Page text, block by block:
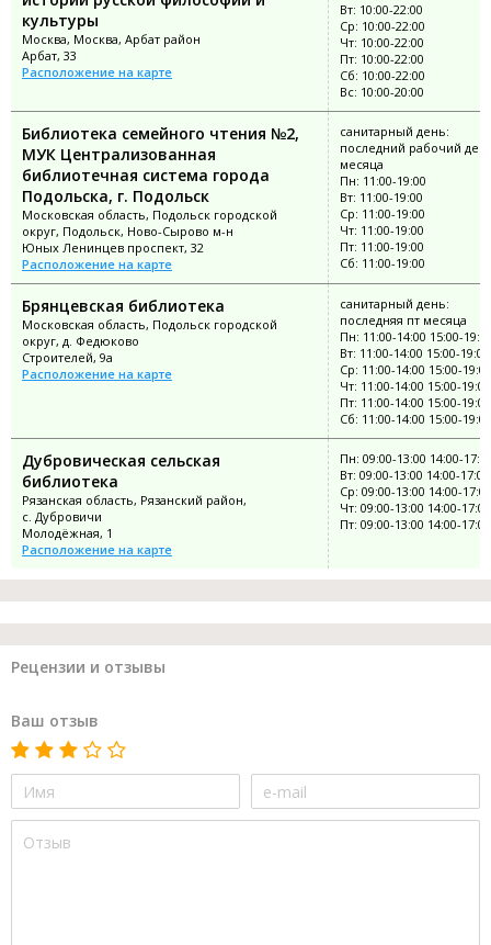
культуры
Москва, Москва, Арбат район
Арбат, 33
Расположение на карте
Вт: 10:00-22:00
Ср: 10:00-22:00
Чт: 10:00-22:00
Пт: 10:00-22:00
Сб: 10:00-22:00
Вс: 10:00-20:00
Библиотека семейного чтения №2,
МУК Централизованная
библиотечная система города
Подольска, г. Подольск
Московская область, Подольск городской
округ, Подольск, Ново-Сырово м-н
Юных Ленинцев проспект, 32
Расположение на карте
санитарный день:
последний рабочий
месяца
Пн: 11:00-19:00
Вт: 11:00-19:00
Ср: 11:00-19:00
Чт: 11:00-19:00
Пт: 11:00-19:00
Сб: 11:00-19:00
Брянцевская библиотека
Московская область, Подольск городской
округ, д. Федюково
Строителей, 9а
Расположение на карте
санитарный день:
последняя пт месяца
Пн: 11:00-14:00 15:00-
Вт: 11:00-14:00 15:00-19:00
Ср: 11:00-14:00 15:00-19:00
Чт: 11:00-14:00 15:00-19:00
Пт: 11:00-14:00 15:00-19:00
Сб: 11:00-14:00 15:00-19:00
Дубровическая сельская
библиотека
Рязанская область, Рязанский район,
с. Дубровичи
Молодёжная, 1
Расположение на карте
Пн: 09:00-13:00 14:00-
Вт: 09:00-13:00 14:00-17:00
Ср: 09:00-13:00 14:00-17:00
Чт: 09:00-13:00 14:00-17:00
Пт: 09:00-13:00 14:00-17:00
Рецензии и отзывы
Ваш отзыв